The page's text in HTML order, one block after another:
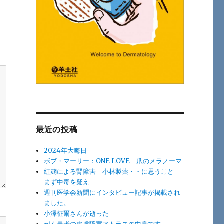
最近の投稿
2024年大晦日
ボブ・マーリー：ONE LOVE 爪のメラノーマ
紅麹による腎障害 小林製薬・・に思うこと
まず中毒を疑え
週刊医学会新聞にインタビュー記事が掲載され
ました。
小澤征爾さんが逝った